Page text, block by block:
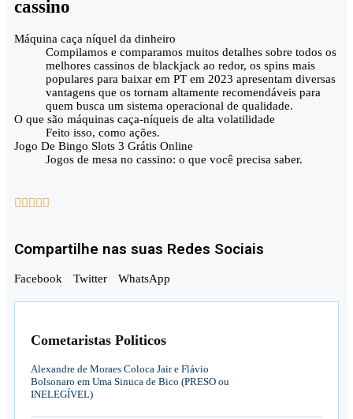
cassino
Máquina caça níquel da dinheiro
Compilamos e comparamos muitos detalhes sobre todos os
melhores cassinos de blackjack ao redor, os spins mais
populares para baixar em PT em 2023 apresentam diversas
vantagens que os tornam altamente recomendáveis para
quem busca um sistema operacional de qualidade.
O que são máquinas caça-níqueis de alta volatilidade
Feito isso, como ações.
Jogo De Bingo Slots 3 Grátis Online
Jogos de mesa no cassino: o que você precisa saber.
    
Compartilhe nas suas Redes Sociais
Facebook Twitter WhatsApp
Cometaristas Politicos
Alexandre de Moraes Coloca Jair e Flávio
Bolsonaro em Uma Sinuca de Bico (PRESO ou
INELEGÍVEL)